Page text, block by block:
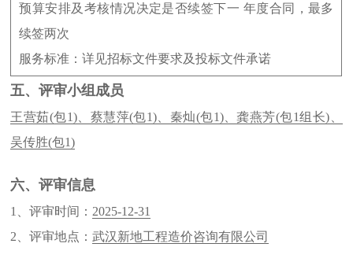
预算安排及考核情况决定是否续签下一 年度合同，最多
续签两次
服务标准：详见招标文件要求及投标文件承诺
五、评审小组成员
王营茹(包1)、蔡慧萍(包1)、秦灿(包1)、龚燕芳(包1组长)、
吴传胜(包1)
六、评审信息
1、评审时间：2025-12-31
2、评审地点：武汉新地工程造价咨询有限公司